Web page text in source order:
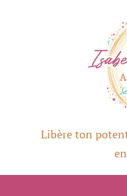
Libère ton